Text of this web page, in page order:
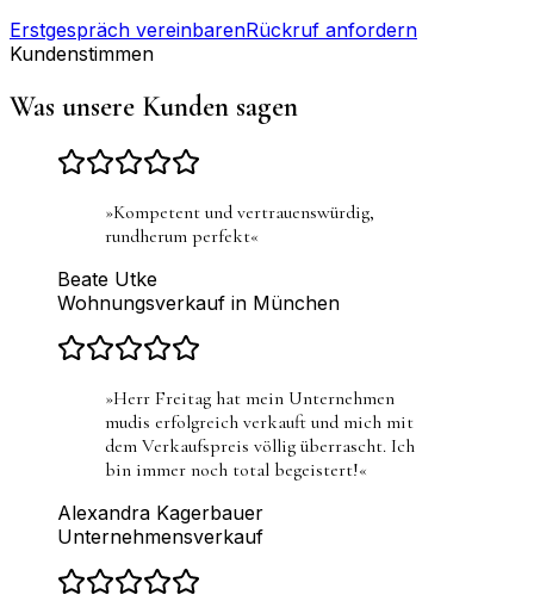
Erstgespräch vereinbarenRückruf anfordern
Kundenstimmen
Was unsere Kunden sagen
»Kompetent und vertrauenswürdig,
rundherum perfekt«
Beate Utke
Wohnungsverkauf in München
»Herr Freitag hat mein Unternehmen
mudis erfolgreich verkauft und mich mit
dem Verkaufspreis völlig überrascht. Ich
bin immer noch total begeistert!«
Alexandra Kagerbauer
Unternehmensverkauf